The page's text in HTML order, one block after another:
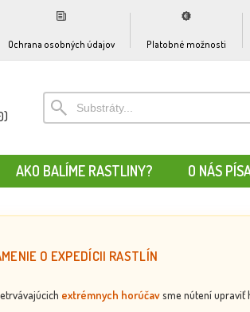
Ochrana osobných údajov Platobné možnosti
AKO BALÍME RASTLINY? O NÁS
O EXPEDÍCII RASTLÍN
extrémnych horúčavsme nútení upraviť